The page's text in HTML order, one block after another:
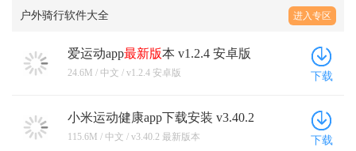
户外骑行软件大全 进入专区
爱运动app最新版本 v1.2.4 安卓版
24.6M / 中文 / v1.2.4 安卓版 下载
小米运动健康app下载安装 v3.40.2
最新版 本
115.6M / 中文 / v3.40.2 最新版本 下载